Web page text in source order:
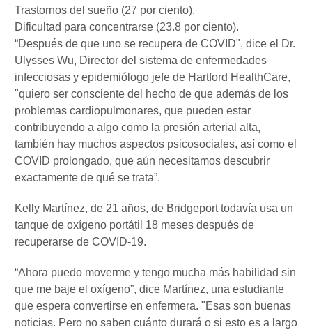
Trastornos del sueño (27 por ciento).
Dificultad para concentrarse (23.8 por ciento).
“Después de que uno se recupera de COVID", dice el Dr.
Ulysses Wu, Director del sistema de enfermedades
infecciosas y epidemiólogo jefe de Hartford HealthCare,
"quiero ser consciente del hecho de que además de los
problemas cardiopulmonares, que pueden estar
contribuyendo a algo como la presión arterial alta,
también hay muchos aspectos psicosociales, así como el
COVID prolongado, que aún necesitamos descubrir
exactamente de qué se trata”.
Kelly Martínez, de 21 años, de Bridgeport todavía usa un
tanque de oxígeno portátil 18 meses después de
recuperarse de COVID-19.
“Ahora puedo moverme y tengo mucha más habilidad sin
que me baje el oxígeno”, dice Martínez, una estudiante
que espera convertirse en enfermera. "Esas son buenas
noticias. Pero no saben cuánto durará o si esto es a largo